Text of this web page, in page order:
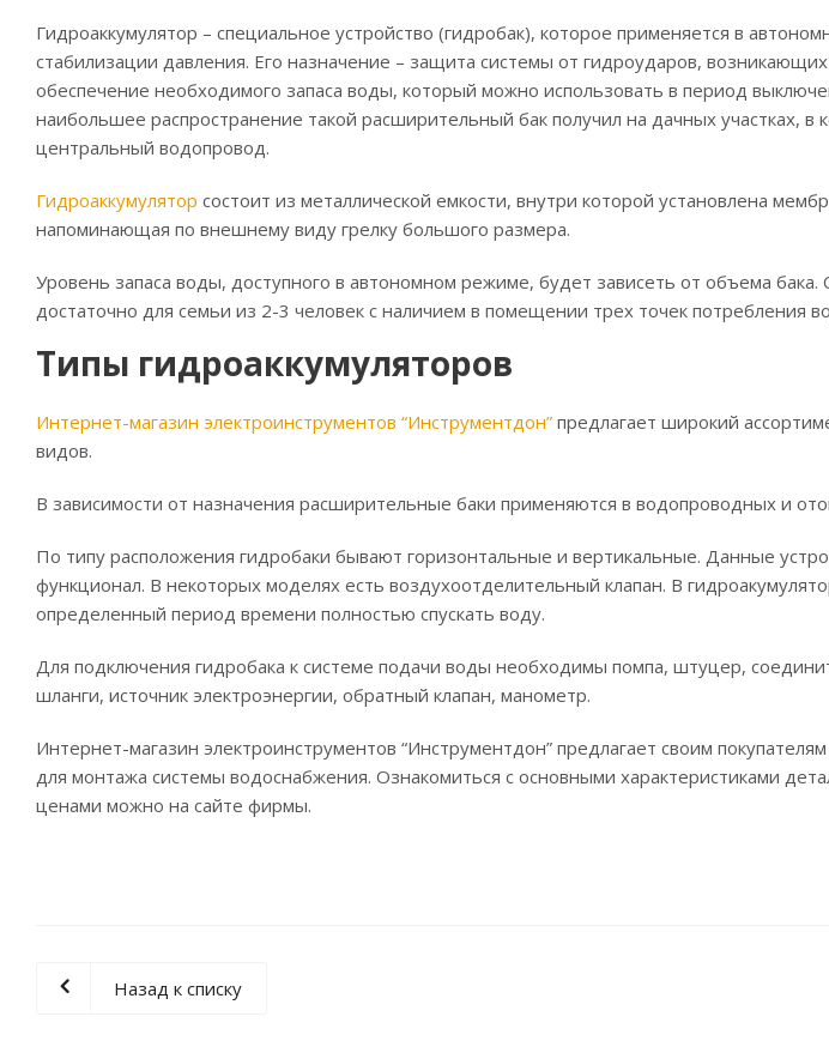
Гидроаккумулятор – специальное устройство (гидробак), которое применяется в
стабилизации давления. Его назначение – защита системы от гидроударов,
обеспечение необходимого запаса воды, который можно использовать в период
наибольшее распространение такой расширительный бак получил на дачных участках, в
центральный водопровод.
Гидроаккумулятор состоит из металлической емкости, внутри которой установлена
напоминающая по внешнему виду грелку большого размера.
Уровень запаса воды, доступного в автономном режиме, будет зависеть от объема бака.
достаточно для семьи из 2-3 человек с наличием в помещении трех точек потребления
Типы гидроаккумуляторов
Интернет-магазин электроинструментов “Инструментдон” предлагает широкий
видов.
В зависимости от назначения расширительные баки применяются в водопроводных и
По типу расположения гидробаки бывают горизонтальные и вертикальные. Данные
функционал. В некоторых моделях есть воздухоотделительный клапан. В
определенный период времени полностью спускать воду.
Для подключения гидробака к системе подачи воды необходимы помпа, штуцер,
шланги, источник электроэнергии, обратный клапан, манометр.
Интернет-магазин электроинструментов “Инструментдон” предлагает своим
для монтажа системы водоснабжения. Ознакомиться с основными характеристиками
ценами можно на сайте фирмы.
Назад к списку